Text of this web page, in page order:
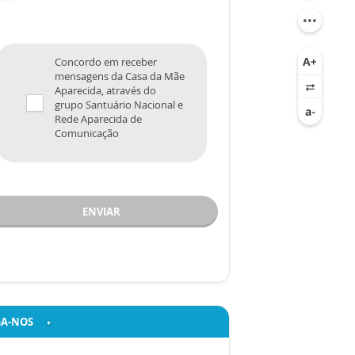
Concordo em receber
mensagens da Casa da Mãe
Aparecida, através do
grupo Santuário Nacional e
Rede Aparecida de
Comunicação
ENVIAR
NOS